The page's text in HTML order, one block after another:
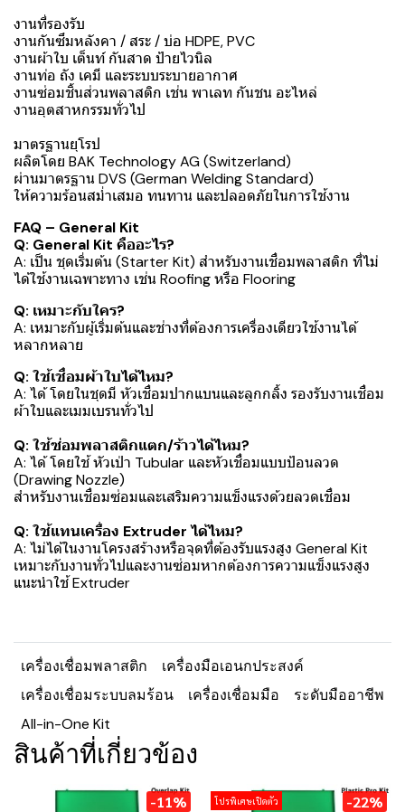
งานที่รองรับ
งานกันซึมหลังคา / สระ / บ่อ HDPE, PVC
งานผ้าใบ เต็นท์ กันสาด ป้ายไวนิล
งานท่อ ถัง เคมี และระบบระบายอากาศ
งานซ่อมชิ้นส่วนพลาสติก เช่น พาเลท กันชน อะไหล่
งานอุตสาหกรรมทั่วไป
มาตรฐานยุโรป
ผลิตโดย BAK Technology AG (Switzerland)
ผ่านมาตรฐาน DVS (German Welding Standard)
ให้ความร้อนสม่ำเสมอ ทนทาน และปลอดภัยในการใช้งาน
FAQ – General Kit
Q: General Kit คืออะไร?
A: เป็น ชุดเริ่มต้น (Starter Kit) สำหรับงานเชื่อมพลาสติก ที่ไม่
ได้ใช้งานเฉพาะทาง เช่น Roofing หรือ Flooring
Q: เหมาะกับใคร?
A: เหมาะกับผู้เริ่มต้นและช่างที่ต้องการเครื่องเดียวใช้งานได้
หลากหลาย
Q: ใช้เชื่อมผ้าใบได้ไหม?
A: ได้ โดยในชุดมี หัวเชื่อมปากแบนและลูกกลิ้ง รองรับงานเชื่อม
ผ้าใบและเมมเบรนทั่วไป
Q: ใช้ซ่อมพลาสติกแตก/ร้าวได้ไหม?
A: ได้ โดยใช้ หัวเป่า Tubular และหัวเชื่อมแบบป้อนลวด
(Drawing Nozzle)
สำหรับงานเชื่อมซ่อมและเสริมความแข็งแรงด้วยลวดเชื่อม
Q: ใช้แทนเครื่อง Extruder ได้ไหม?
A: ไม่ได้ในงานโครงสร้างหรือจุดที่ต้องรับแรงสูง General Kit
เหมาะกับงานทั่วไปและงานซ่อมหากต้องการความแข็งแรงสูง
แนะนำใช้ Extruder
เครื่องเชื่อมพลาสติก
เครื่องมือเอนกประสงค์
เครื่องเชื่อมระบบลมร้อน
เครื่องเชื่อมมือ
ระดับมืออาชีพ
All-in-One Kit
สินค้าที่เกี่ยวข้อง
-11% โปรพิเศษเปิดตัว -22%